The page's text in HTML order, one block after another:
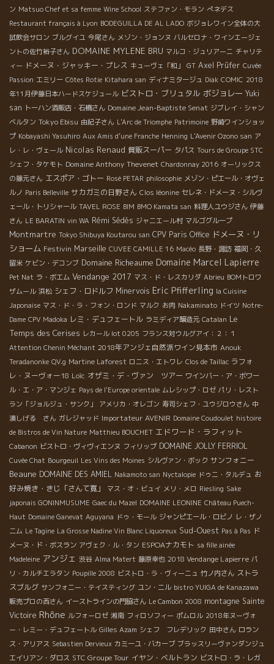
ン Matsuo Chef et sa femme Wine School ステファン・モラン ぺネデス
Restaurant français à Lyon BODEGUILLA DE AL LADO ボジョレワイン全体の大
試飲会サロン ブルグイユ 今尾さん メゾン・ジョンヌ バルセロナ・ワインエージェ
ントの佐竹裕子さん DOMAINE MYLENE BRU マルコ・ジュリアーニ チャリテ
ィー ドメーヌ・ジャッキー・プレス キューヴェ「和」 GT Axel Prüfer Cuvée
Passion エミリー Côtes Rotie Kitahara san ディナミタージュ Diak COMIC 2018
年11月伊藤日本ハードスケジュール ビストロ・ブリュタル ボジョレー Yuki
san トーハン酒販店・石橋さん Domaine Jean-Baptiste Senat ジブレイ・シャン
ベルタン Tokyo Ebisu 由紀子さん L'Arc de Triomphe Patrimoine 野崎ワインショッ
プ Kobayashi Yasuhiro Aux Amis d’une Franche Henning L'Avenir Ozono san ア
レ・レ・ヴェール Nicolas Renaud 質販スーパー タパス Tours de Groupe STC
シェフ・タケモト Domaine Anthony Thevenet Chardonnay 2016 オーリックス
の藤元さん エスポア・ゴトー Rosé PETAR philosophie メゾン・ピエール・オヴェ
ルノ Paris Belleville サカガミの日野さん Clos léonine セレネ・ドメーヌ・シルヴ
ェール・トリシャール TAVEL ROSE BIM BMO Kamata san 料理人ユウジさん 伊藤
さん LE BARATIN vin WA Rémi Sédès ジャニエール村 マルゴグループ
Montmartre Tokyo Shibuya Koutarou san CPV Paris Office ドメーヌ・リ
ショーム Festivin Marseille CUVEE CAMILLE 16 Macéo 長野・諏訪 福岡・久
留米 ケビン・デコンブ Domaine Richeaume Domaine Marcel Lapierre
Pet Nat ラ・ボエム Vendange 2017 マス・ド・レスカリダ Abrieu BOMトロワ
ザムール 浜松 シェフ・ロドルフ Minervois Eric Pfifferling la Cuisine
Japonaise マス・ド・ラ・フォン・ロンド マルク お肉 Nakaminato ドイツ Notre-
Dame CPV Madoka レミ・デュフェートル ラミディア醸造元 Catalan Le
Temps des Cerises レカール lot 0205 フランス対ウルグアイ：２：１
Attention Chenin Méchant 2018年アンジェ自然派ワイン見本市 Anouk
Teradanonke QV.g Martine Laforest ロニス・エトワレ Clos de Taillac ラフォ
レ・ヌーヴォー18 Loïc オザミ・デ・ヴァン ツアー ワインバー・ア・ボワー
ル・エ・ア・マンジェ Pays de l'Europe orientale ムレシップ・ロゼ パリ・レスト
ラン「ジョルジュ・サンク」
アメリカ・オレゴン 寿司シェフ・ユウジロウさん 中
湊しげる さん ガレジャッド Importateur AVENIR Domaine Coudoulet histoire
de Bistros de Vin Nature Matthieu BOUCHET エドワード・ラフィット
Cabanon ビストロ・ヴィヴィエンヌ フィリップ DOMAINE JOLLY FERRIOL
Cuvée Chat Bourgeuil Les Vins des Moines シルヴァン・ボック サンフォニー
Beaune DOMAINE DES AMIEL Nakamoto san Nyctalopie ドゥニ・タルデュ お
好み焼き・きじ「さんて寛」
マス・オ・ビュイ メリ・メロ Riesling Sake
japonais GONINMUSUME Gaec du Mazel DOMAINE LEONINE Château Puech-
Haut Domaine Ganevat Aguyana ドゥ・モール ジャンピエール・ロビノ レ・ザノ
二ム Le Tagine La Grosse Nadine Vin Blanc Liquoreux Sud-Ouest Pas à Pas ド
メーヌ・ド・ボスラン アヴェク・ル・タン ESPOAナカモト sa fille ainée
Madeleine アンジェ 渋谷 Alma Matert 藤原幸也 2018 Vendange Lapierre パ
リ・カルチエラタン Poupille 2008 ビストロ・ラ・ヴィーニュ 竹ノ内さん ストラ
スブルグ サンフォニー・テイスティング ユン・ニル bistro YUIGA de Kanazawa
販売プロの西さん イーストラインの門脇さん Le Cambon 2008 montagne Sainte
Victoire Rhône ルフォーロゼ 湘南 フィロソフィー ポムロル 2018年ヌーヴォ
ー・レミー・デュフェートル Gilles Azam シェフ フレデリック 田中さん ロラン
ス・アリアス Sebastien Dervieux カミーユ・バカーブ ブラッスリーヴァンダンジュ
エイリアン・ダロス STC Groupe Tour イヤン・ベルトラン ビストロ・ラ・レガ